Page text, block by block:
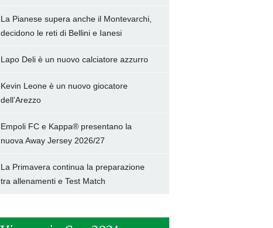
La Pianese supera anche il Montevarchi,
decidono le reti di Bellini e Ianesi
Lapo Deli è un nuovo calciatore azzurro
Kevin Leone è un nuovo giocatore
dell’Arezzo
Empoli FC e Kappa® presentano la
nuova Away Jersey 2026/27
La Primavera continua la preparazione
tra allenamenti e Test Match